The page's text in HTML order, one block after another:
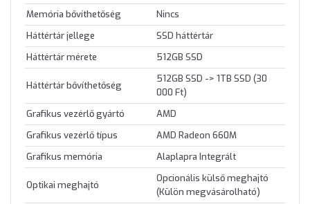
Memória bővíthetőség
Nincs
Háttértár jellege
SSD háttértár
Háttértár mérete
512GB SSD
Háttértár bővíthetőség
512GB SSD -> 1TB SSD (30
000 Ft)
Grafikus vezérlő gyártó
AMD
Grafikus vezérlő típus
AMD Radeon 660M
Grafikus memória
Alaplapra Integrált
Optikai meghajtó
Opcionális külső meghajtó
(Külön megvásárolható)